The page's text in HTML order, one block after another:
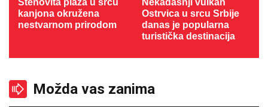
Stenovita plaža u srcu
kanjona okružena
nestvarnom prirodom
Nekadašnji vulkan
Ostrvica u srcu Srbije
danas je popularna
turistička destinacija
Možda vas zanima